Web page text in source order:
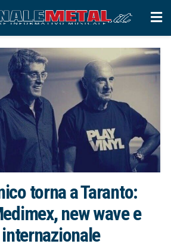
torna a Taranto:
new wave e